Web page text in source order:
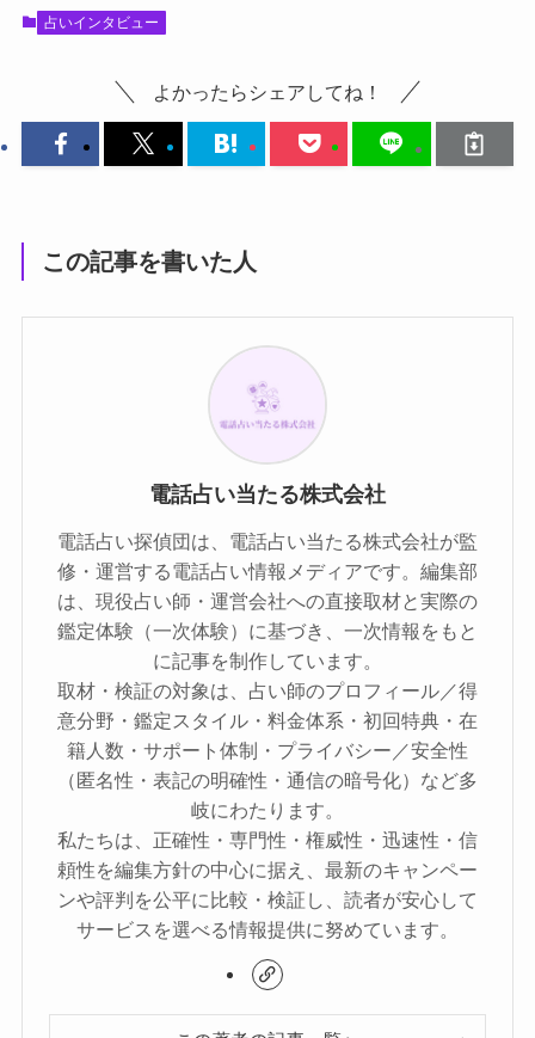
占いインタビュー
よかったらシェアしてね！
この記事を書いた人
電話占い当たる株式会社
電話占い探偵団は、電話占い当たる株式会社が監
修・運営する電話占い情報メディアです。編集部
は、現役占い師・運営会社への直接取材と実際の
鑑定体験（一次体験）に基づき、一次情報をもと
に記事を制作しています。
取材・検証の対象は、占い師のプロフィール／得
意分野・鑑定スタイル・料金体系・初回特典・在
籍人数・サポート体制・プライバシー／安全性
（匿名性・表記の明確性・通信の暗号化）など多
岐にわたります。
私たちは、正確性・専門性・権威性・迅速性・信
頼性を編集方針の中心に据え、最新のキャンペー
ンや評判を公平に比較・検証し、読者が安心して
サービスを選べる情報提供に努めています。